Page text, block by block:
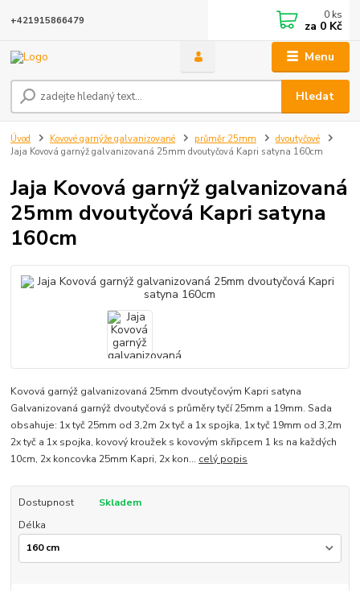
Menu
Hledat
+421915866479 0 ks
za 0 Kč
Úvod Kovové garnýže galvanizované průměr 25mm
dvoutyčové
Jaja Kovová garnýž galvanizovaná 25mm dvoutyčová Kapri satyna 160cm
Jaja Kovová garnýž galvanizovaná
25mm dvoutyčová Kapri satyna
160cm
Kovová garnýž galvanizovaná 25mm dvoutyčovým Kapri satyna
Galvanizovaná garnýž dvoutyčová s průměry tyčí 25mm a 19mm. Sada
obsahuje: 1x tyč 25mm od 3,2m 2x tyč a 1x spojka, 1x tyč 19mm od 3,2m
2x tyč a 1x spojka, kovový kroužek s kovovým skřipcem 1 ks na každých
10cm, 2x koncovka 25mm Kapri, 2x kon... celý popis
Dostupnost
Skladem
Délka